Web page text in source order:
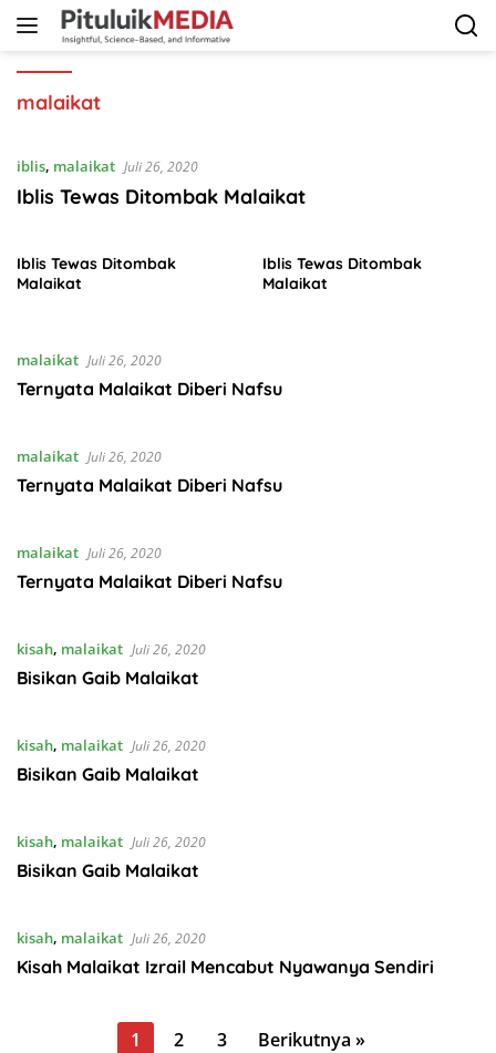
Langsung
malaikat
iblis, malaikat Juli 26, 2020
Iblis Tewas Ditombak Malaikat
Iblis Tewas Ditombak
Malaikat
Iblis Tewas Ditombak
Malaikat
malaikat Juli 26, 2020
Ternyata Malaikat Diberi Nafsu
malaikat Juli 26, 2020
Ternyata Malaikat Diberi Nafsu
malaikat Juli 26, 2020
Ternyata Malaikat Diberi Nafsu
kisah, malaikat Juli 26, 2020
Bisikan Gaib Malaikat
kisah, malaikat Juli 26, 2020
Bisikan Gaib Malaikat
kisah, malaikat Juli 26, 2020
Bisikan Gaib Malaikat
kisah, malaikat Juli 26, 2020
Kisah Malaikat Izrail Mencabut Nyawanya Sendiri
1 2 3 Berikutnya »